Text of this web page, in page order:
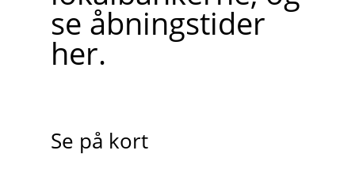
se åbningstider
her.
Se på kort